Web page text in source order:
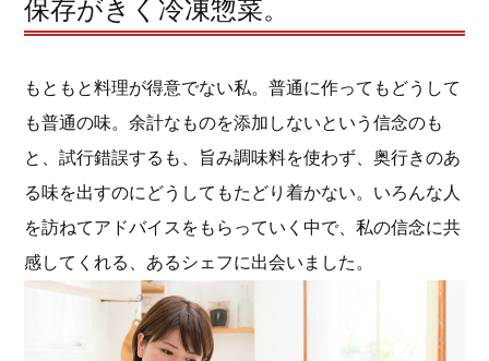
保存がきく冷凍惣菜。
もともと料理が得意でない私。普通に作ってもどうして
も普通の味。余計なものを添加しないという信念のも
と、試行錯誤するも、旨み調味料を使わず、奥行きのあ
る味を出すのにどうしてもたどり着かない。いろんな人
を訪ねてアドバイスをもらっていく中で、私の信念に共
感してくれる、あるシェフに出会いました。